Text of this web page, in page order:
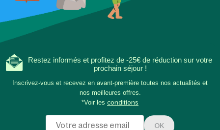
Restez informés et profitez de -25€ de réduction sur votre
prochain séjour !
Inscrivez-vous et recevez en avant-première toutes nos actualités et
nos meilleures offres.
*Voir les conditions
OK